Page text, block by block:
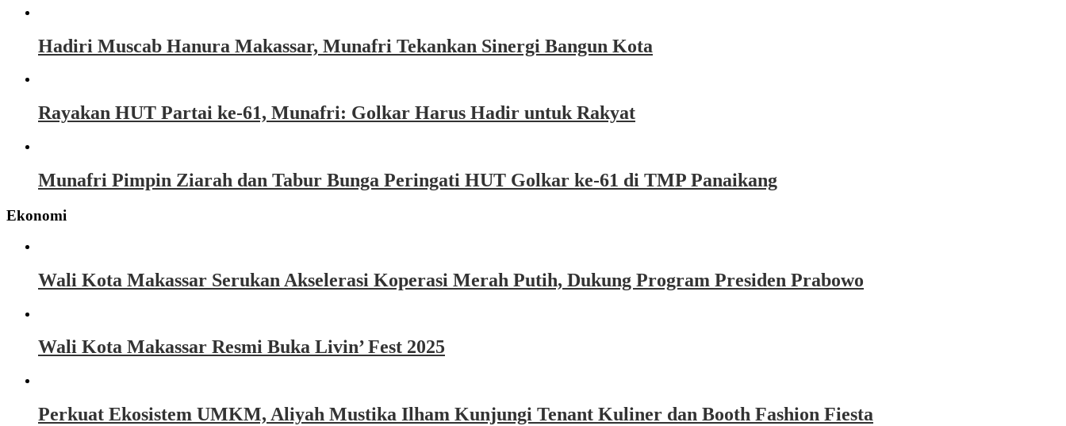
Hadiri Muscab Hanura Makassar, Munafri Tekankan Sinergi Bangun Kota
Rayakan HUT Partai ke-61, Munafri: Golkar Harus Hadir untuk Rakyat
Munafri Pimpin Ziarah dan Tabur Bunga Peringati HUT Golkar ke-61 di TMP Panaikang
Ekonomi
Wali Kota Makassar Serukan Akselerasi Koperasi Merah Putih, Dukung Program Presiden Prabowo
Wali Kota Makassar Resmi Buka Livin’ Fest 2025
Perkuat Ekosistem UMKM, Aliyah Mustika Ilham Kunjungi Tenant Kuliner dan Booth Fashion Fiesta